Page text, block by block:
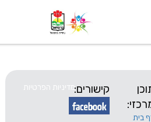
קישורים: מדיניות הפרטיות